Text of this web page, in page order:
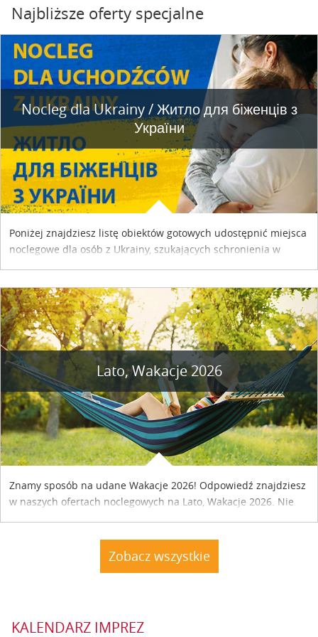
Najbliższe oferty specjalne
Nocleg dla Ukrainy / Житло для бiженцiв з
України
Poniżej znajdziesz listę obiektów gotowych udostępnić miejsca
noclegowe dla osób z Ukrainy, szukających schronienia w
Lato, Wakacje 2026
Znamy sposób na udane Wakacje 2026! Odpowiedź znajdziesz
w naszych ofertach noclegowych na Lato, Wakacje 2026. Nie
Zobacz wszystkie
KALENDARZ IMPREZ